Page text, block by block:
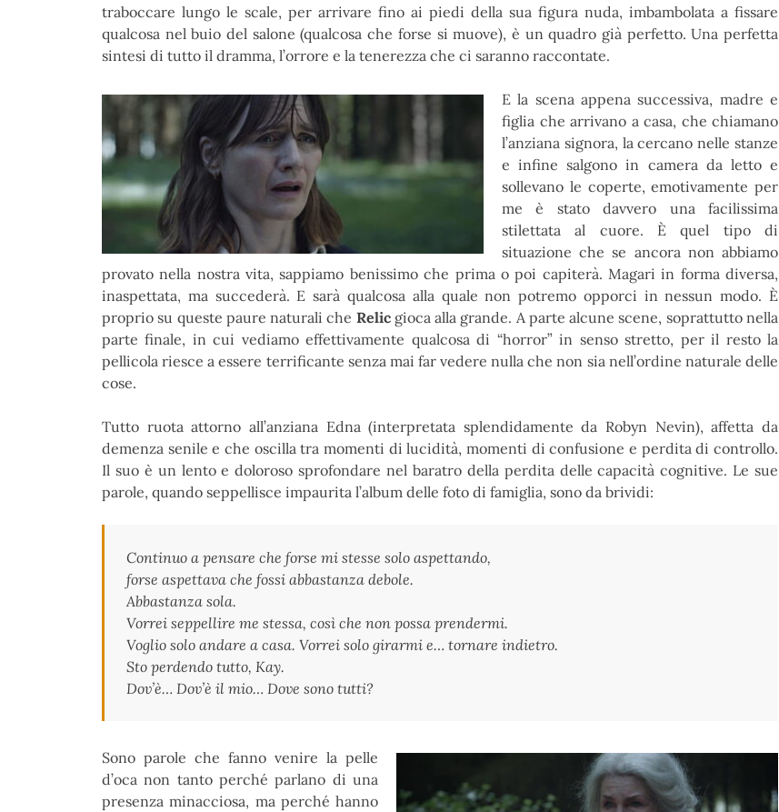
traboccare lungo le scale, per arrivare fino ai piedi della sua figura nuda, imbambolata a fissare
qualcosa nel buio del salone (qualcosa che forse si muove), è un quadro già perfetto. Una perfetta
sintesi di tutto il dramma, l’orrore e la tenerezza che ci saranno raccontate.
E la scena appena successiva, madre e
figlia che arrivano a casa, che chiamano
l’anziana signora, la cercano nelle stanze
e infine salgono in camera da letto e
sollevano le coperte, emotivamente per
me è stato davvero una facilissima
stilettata al cuore. È quel tipo di
situazione che se ancora non abbiamo
provato nella nostra vita, sappiamo benissimo che prima o poi capiterà. Magari in forma diversa,
inaspettata, ma succederà. E sarà qualcosa alla quale non potremo opporci in nessun modo. È
proprio su queste paure naturali che Relic gioca alla grande. A parte alcune scene, soprattutto nella
parte finale, in cui vediamo effettivamente qualcosa di “horror” in senso stretto, per il resto la
pellicola riesce a essere terrificante senza mai far vedere nulla che non sia nell’ordine naturale delle
cose.
Tutto ruota attorno all’anziana Edna (interpretata splendidamente da Robyn Nevin), affetta da
demenza senile e che oscilla tra momenti di lucidità, momenti di confusione e perdita di controllo.
Il suo è un lento e doloroso sprofondare nel baratro della perdita delle capacità cognitive. Le sue
parole, quando seppellisce impaurita l’album delle foto di famiglia, sono da brividi:
Continuo a pensare che forse mi stesse solo aspettando,
forse aspettava che fossi abbastanza debole.
Abbastanza sola.
Vorrei seppellire me stessa, così che non possa prendermi.
Voglio solo andare a casa. Vorrei solo girarmi e… tornare indietro.
Sto perdendo tutto, Kay.
Dov’è… Dov’è il mio… Dove sono tutti?
Sono parole che fanno venire la pelle
d’oca non tanto perché parlano di una
presenza minacciosa, ma perché hanno